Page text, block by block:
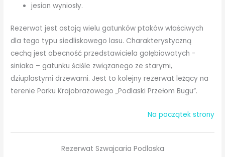
jesion wyniosły.
Rezerwat jest ostoją wielu gatunków ptaków właściwych
dla tego typu siedliskowego lasu. Charakterystyczną
cechą jest obecność przedstawiciela gołębiowatych -
siniaka – gatunku ściśle związanego ze starymi,
dziuplastymi drzewami. Jest to kolejny rezerwat leżący na
terenie Parku Krajobrazowego „Podlaski Przełom Bugu”.
Na początek strony
Rezerwat Szwajcaria Podlaska